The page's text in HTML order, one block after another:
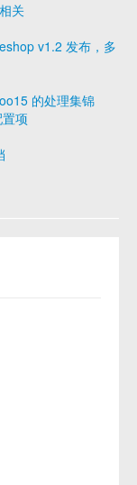
关
v1.2 发布，多
的处理集锦
项